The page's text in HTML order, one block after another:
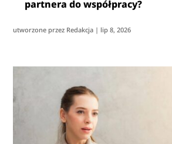
partnera do współpracy?
utworzone przez Redakcja | lip 8, 2026